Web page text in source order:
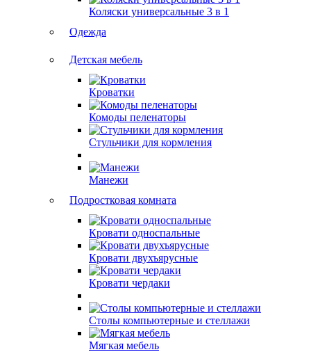
Коляски универсальные 3 в 1
Одежда
Детская мебель
Кроватки
Комоды пеленаторы
Стульчики для кормления
Манежи
Подростковая комната
Кровати односпальные
Кровати двухъярусные
Кровати чердаки
Столы компьютерные и стеллажи
Мягкая мебель